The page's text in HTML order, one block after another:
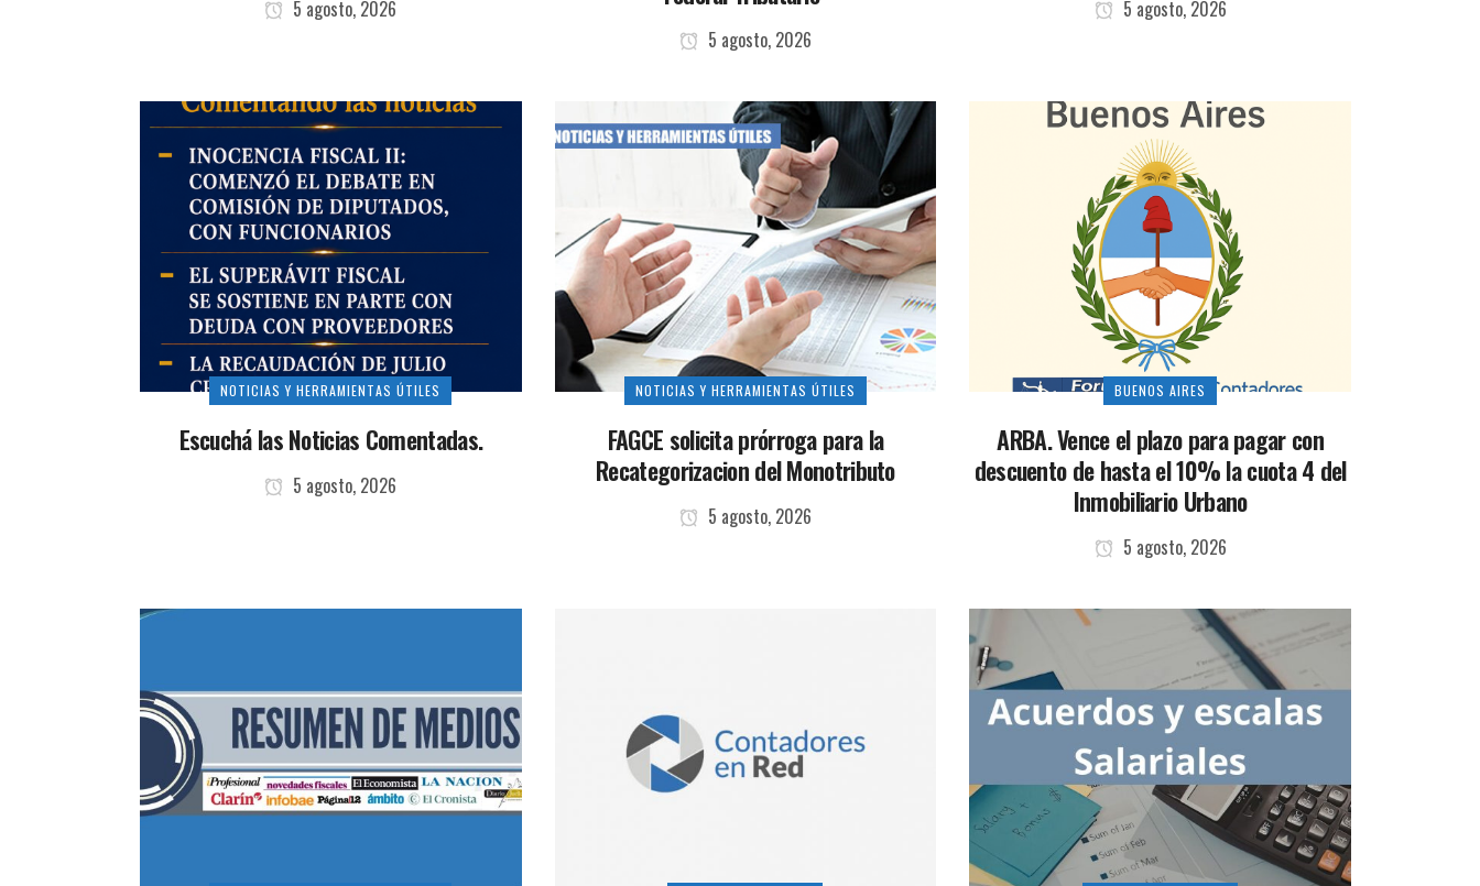
5 agosto, 2026
5 agosto, 2026
5 agosto, 2026
NOTICIAS Y HERRAMIENTAS ÚTILES
Escuchá las Noticias Comentadas.
5 agosto, 2026
NOTICIAS Y HERRAMIENTAS ÚTILES
FAGCE solicita prórroga para la
Recategorizacion del Monotributo
5 agosto, 2026
BUENOS AIRES
ARBA. Vence el plazo para pagar con
descuento de hasta el 10% la cuota 4 del
Inmobiliario Urbano
5 agosto, 2026